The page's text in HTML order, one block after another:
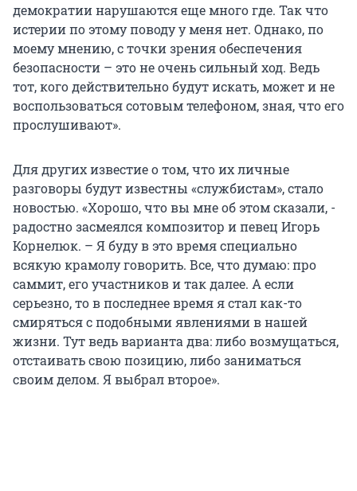
демократии нарушаются еще много где. Так что
истерии по этому поводу у меня нет. Однако, по
моему мнению, с точки зрения обеспечения
безопасности – это не очень сильный ход. Ведь
тот, кого действительно будут искать, может и не
воспользоваться сотовым телефоном, зная, что его
прослушивают».
Для других известие о том, что их личные
разговоры будут известны «службистам», стало
новостью. «Хорошо, что вы мне об этом сказали, -
радостно засмеялся композитор и певец Игорь
Корнелюк. – Я буду в это время специально
всякую крамолу говорить. Все, что думаю: про
саммит, его участников и так далее. А если
серьезно, то в последнее время я стал как-то
смиряться с подобными явлениями в нашей
жизни. Тут ведь варианта два: либо возмущаться,
отстаивать свою позицию, либо заниматься
своим делом. Я выбрал второе».